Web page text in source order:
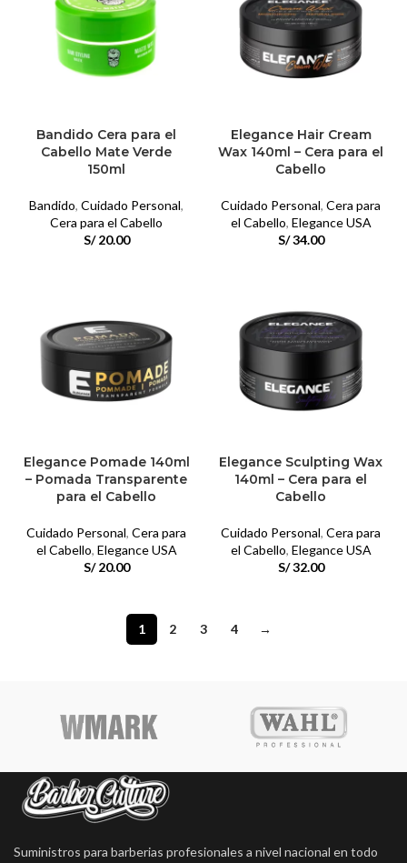
Bandido Cera para el
Cabello Mate Verde
150ml
Bandido, Cuidado Personal,
Cera para el Cabello
S/20.00
Elegance Hair Cream
Wax 140ml – Cera para el
Cabello
Cuidado Personal, Cera para
el Cabello, Elegance USA
S/34.00
Elegance Pomade 140ml
– Pomada Transparente
para el Cabello
Cuidado Personal, Cera para
el Cabello, Elegance USA
S/20.00
Elegance Sculpting Wax
140ml – Cera para el
Cabello
Cuidado Personal, Cera para
el Cabello, Elegance USA
S/32.00
1 2 3 4 →
Suministros para barberias profesionales a nivel nacional en todo